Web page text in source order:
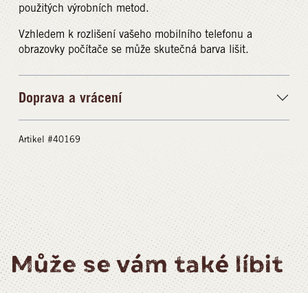
použitých výrobních metod.
Vzhledem k rozlišení vašeho mobilního telefonu a
obrazovky počítače se může skutečná barva lišit.
Doprava a vrácení
Artikel #40169
Může se vám také líbit